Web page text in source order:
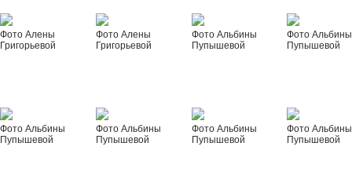
Фото Алены
Григорьевой
Фото Алены
Григорьевой
Фото Альбины
Пупышевой
Фото Альбины
Пупышевой
Фото Альбины
Пупышевой
Фото Альбины
Пупышевой
Фото Альбины
Пупышевой
Фото Альбины
Пупышевой